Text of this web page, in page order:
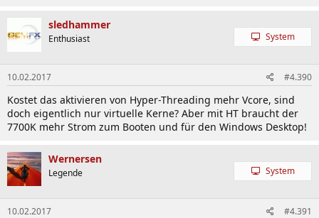
sledhammer
Enthusiast System
10.02.2017 #4.390
Kostet das aktivieren von Hyper-Threading mehr Vcore, sind
doch eigentlich nur virtuelle Kerne? Aber mit HT braucht der
7700K mehr Strom zum Booten und für den Windows Desktop!
Wernersen
Legende System
10.02.2017 #4.391